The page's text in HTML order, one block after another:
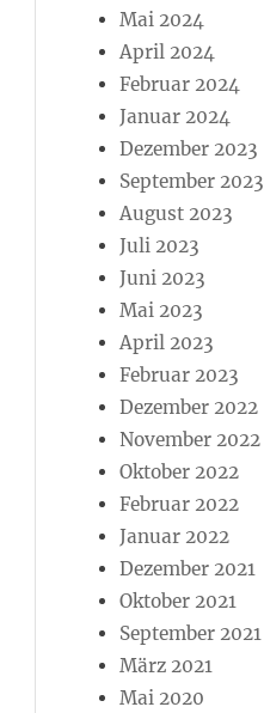
Mai 2024
April 2024
Februar 2024
Januar 2024
Dezember 2023
September 2023
August 2023
Juli 2023
Juni 2023
Mai 2023
April 2023
Februar 2023
Dezember 2022
November 2022
Oktober 2022
Februar 2022
Januar 2022
Dezember 2021
Oktober 2021
September 2021
März 2021
Mai 2020